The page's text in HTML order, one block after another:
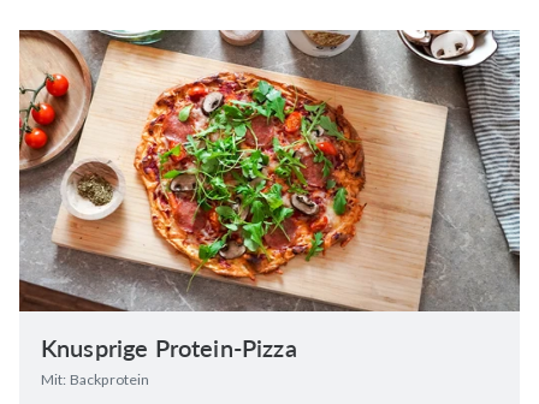
Knusprige Protein-Pizza
Mit: Backprotein